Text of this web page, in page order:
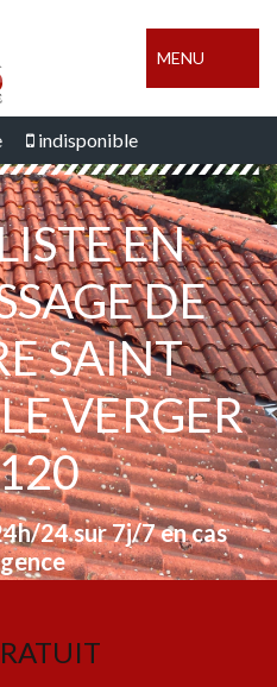
MENU
indisponible
EN
DE
SAINT
VERGER
24 sur 7j/7 en cas